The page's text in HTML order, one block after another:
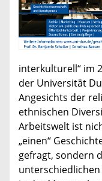
interkulturell“ im
der Universität
Angesichts der
ethnischen
Arbeitswelt ist
„einen“
gefragt, sondern
unterschiedlichen